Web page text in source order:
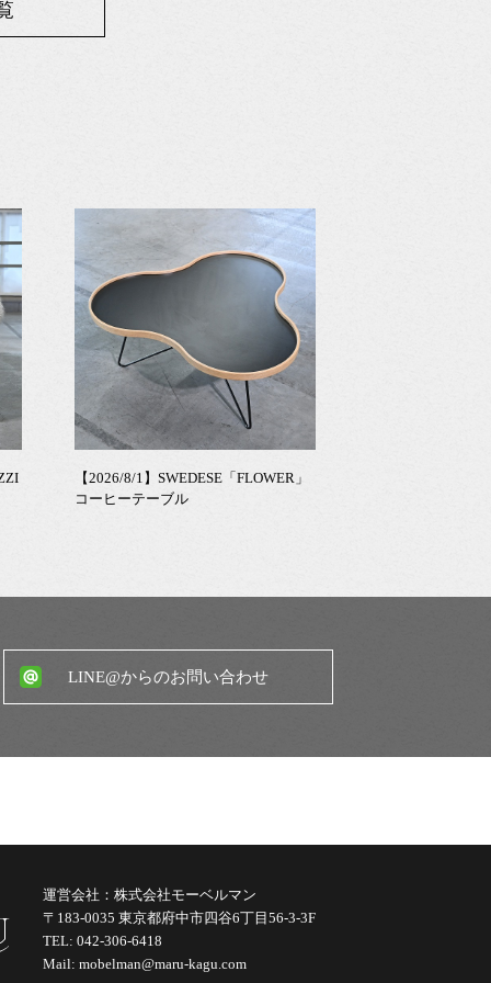
【2026/8/1】SWEDESE「FLOWER」
コーヒーテーブル
LINE@からのお問い合わせ
運営会社：株式会社モーベルマン
〒183-0035 東京都府中市四谷6丁目56-3-3F
TEL: 042-306-6418
Mail: mobelman@maru-kagu.com